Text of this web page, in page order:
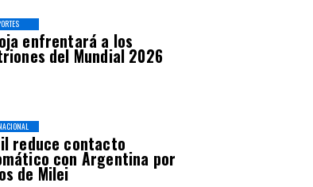
enfrentará a los
del Mundial 2026
reduce contacto
con Argentina por
de Milei